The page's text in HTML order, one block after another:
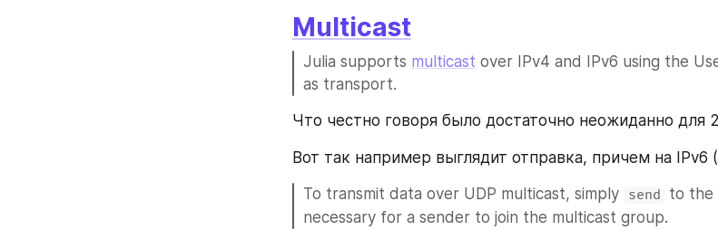
Multicast
Julia supports multicast over IPv4 and IPv6 using the
as transport.
Что честно говоря было достаточно неожиданно для
Вот так например выглядит отправка, причем на IPv6
To transmit data over UDP multicast, simply send to the
necessary for a sender to join the multicast group.